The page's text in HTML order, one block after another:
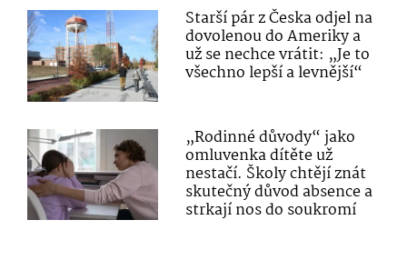
Starší pár z Česka odjel na
dovolenou do Ameriky a
už se nechce vrátit: „Je to
všechno lepší a levnější“
„Rodinné důvody“ jako
omluvenka dítěte už
nestačí. Školy chtějí znát
skutečný důvod absence a
strkají nos do soukromí